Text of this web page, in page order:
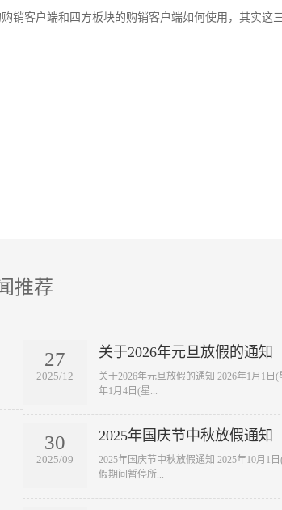
销客户端和四方板块的购销客户端如何使用，其实这
推荐
27
2025/12
关于2026年元旦放假的通知
关于2026年元旦放假的通知 2026年1月1
年1月4日(星...
30
2025/09
2025年国庆节中秋放假通知
2025年国庆节中秋放假通知 2025年10月1
假期间暂停所...